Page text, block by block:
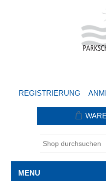
REGISTRIERUNG
MENU